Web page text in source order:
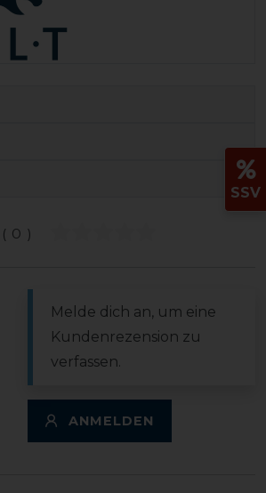
(0)
Melde dich an, um eine
Kundenrezension zu
verfassen.
ANMELDEN
SSV